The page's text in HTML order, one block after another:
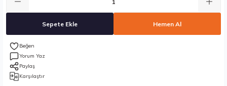
Sepete Ekle Hemen Al
Yorum Yaz
Paylaş
Karşılaştır